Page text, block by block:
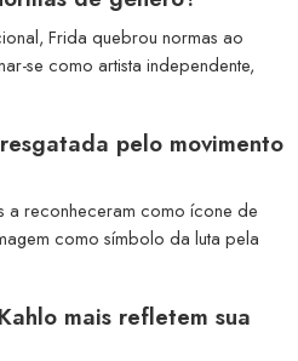
Frida quebrou normas ao
se como artista independente,
pelo movimento
a reconheceram como ícone de
como símbolo da luta pela
mais refletem sua